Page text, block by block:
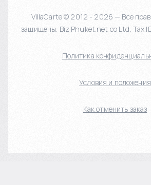
VillaCarte © 2012 - 2026 — Все
защищены. Biz Phuket.net co Ltd. Tax
Политика
Условия и положения
Как отменить заказ